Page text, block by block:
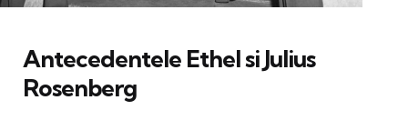
Antecedentele Ethel si Julius
Rosenberg